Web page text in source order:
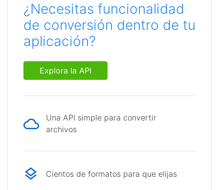
¿Necesitas funcionalidad
de conversión dentro de tu
aplicación?
Explora la API
Una API simple para convertir
archivos
Cientos de formatos para que elijas